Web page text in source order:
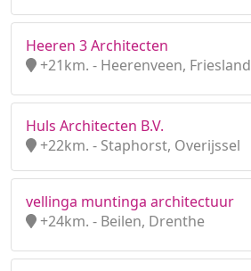
Heeren 3 Architecten
+21km. - Heerenveen, Friesland
Huls Architecten B.V.
+22km. - Staphorst, Overijssel
vellinga muntinga architectuur
+24km. - Beilen, Drenthe